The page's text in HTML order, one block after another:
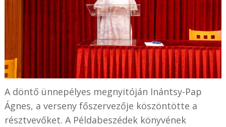
A döntő ünnepélyes megnyitóján Inántsy-Pap
Ágnes, a verseny főszervezője köszöntötte a
résztvevőket. A Példabeszédek könyvének